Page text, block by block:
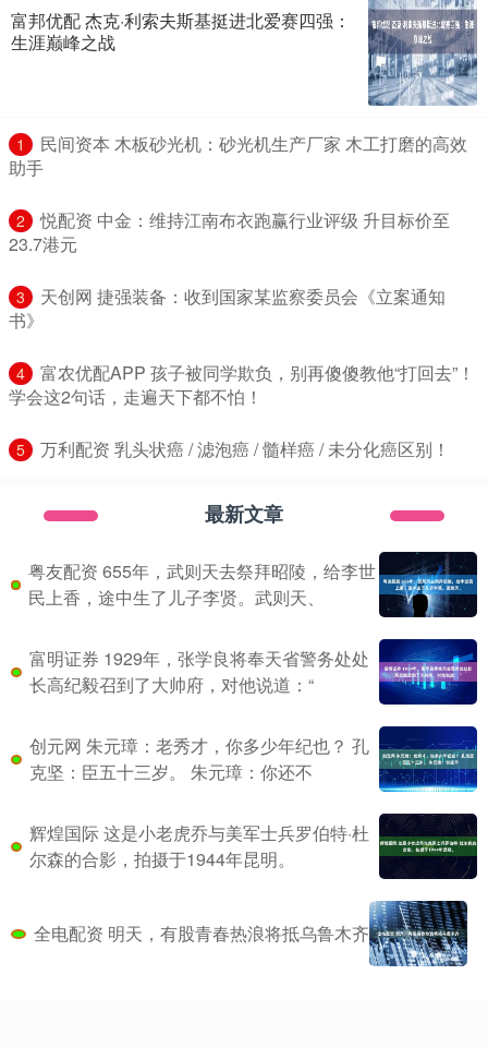
富邦优配 杰克·利索夫斯基挺进北爱赛四强：
生涯巅峰之战
1
​民间资本 木板砂光机：砂光机生产厂家 木工打磨的高效
助手
2
​悦配资 中金：维持江南布衣跑赢行业评级 升目标价至
23.7港元
3
​天创网 捷强装备：收到国家某监察委员会《立案通知
书》
4
​富农优配APP 孩子被同学欺负，别再傻傻教他“打回去”！
学会这2句话，走遍天下都不怕！
5 ​万利配资 乳头状癌 / 滤泡癌 / 髓样癌 / 未分化癌区别！
最新文章
粤友配资 655年，武则天去祭拜昭陵，给李世
民上香，途中生了儿子李贤。武则天、
富明证券 1929年，张学良将奉天省警务处处
长高纪毅召到了大帅府，对他说道：“
创元网 朱元璋：老秀才，你多少年纪也？ 孔
克坚：臣五十三岁。 朱元璋：你还不
辉煌国际 这是小老虎乔与美军士兵罗伯特·杜
尔森的合影，拍摄于1944年昆明。
全电配资 明天，有股青春热浪将抵乌鲁木齐